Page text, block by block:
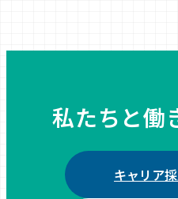
私たちと働
キャリア